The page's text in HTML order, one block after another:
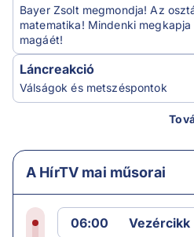
Bayer Zsolt megmondja! Az
matematika! Mindenki megkapja
magáét!
Láncreakció
Válságok és metszéspontok
A HírTV mai műsorai
06:00
Vezércikk